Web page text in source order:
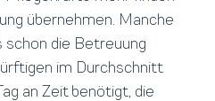
übernehmen. Manche
schon die Betreuung
im Durchschnitt
an Zeit benötigt, die